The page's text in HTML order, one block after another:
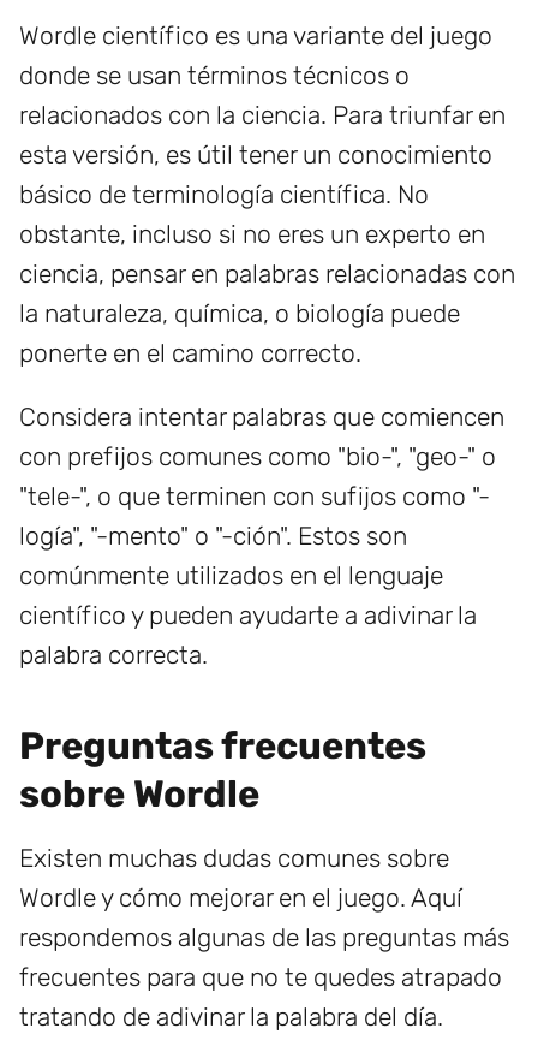
Wordle científico es una variante del juego
donde se usan términos técnicos o
relacionados con la ciencia. Para triunfar en
esta versión, es útil tener un conocimiento
básico de terminología científica. No
obstante, incluso si no eres un experto en
ciencia, pensar en palabras relacionadas con
la naturaleza, química, o biología puede
ponerte en el camino correcto.
Considera intentar palabras que comiencen
con prefijos comunes como "bio-", "geo-" o
"tele-", o que terminen con sufijos como "-
logía", "-mento" o "-ción". Estos son
comúnmente utilizados en el lenguaje
científico y pueden ayudarte a adivinar la
palabra correcta.
Preguntas frecuentes
sobre Wordle
Existen muchas dudas comunes sobre
Wordle y cómo mejorar en el juego. Aquí
respondemos algunas de las preguntas más
frecuentes para que no te quedes atrapado
tratando de adivinar la palabra del día.